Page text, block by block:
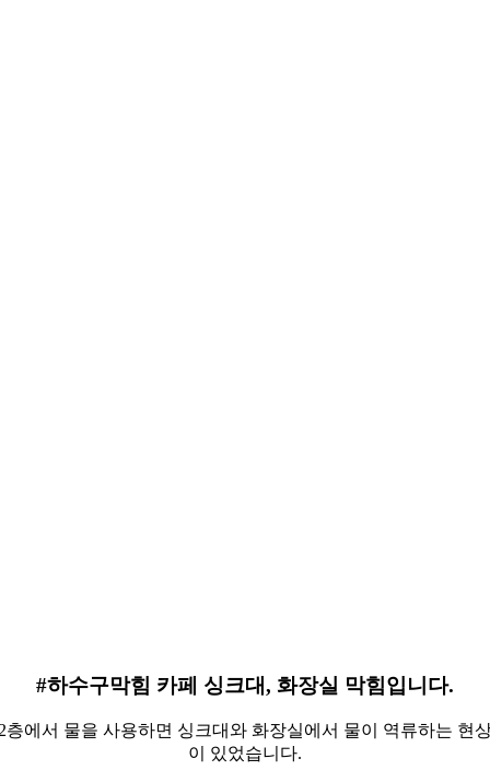
#하수구막힘 카페 싱크대, 화장실 막힘입니다.
층에서 물을 사용하면 싱크대와 화장실에서 물이 역류하는 현
이 있었습니다.